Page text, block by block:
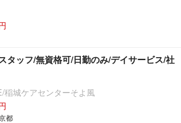
タッフ/無資格可/日勤のみ/デイサービス/社
城ケアセンターそよ風
都